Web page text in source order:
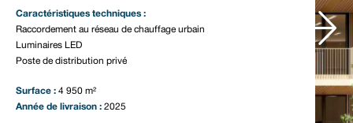
Caractéristiques techniques :
Raccordement au réseau de chauffage urbain
Luminaires LED
Poste de distribution privé
Surface : 4 950 m²
Année de livraison : 2025
Notre actualité
Nous contacter